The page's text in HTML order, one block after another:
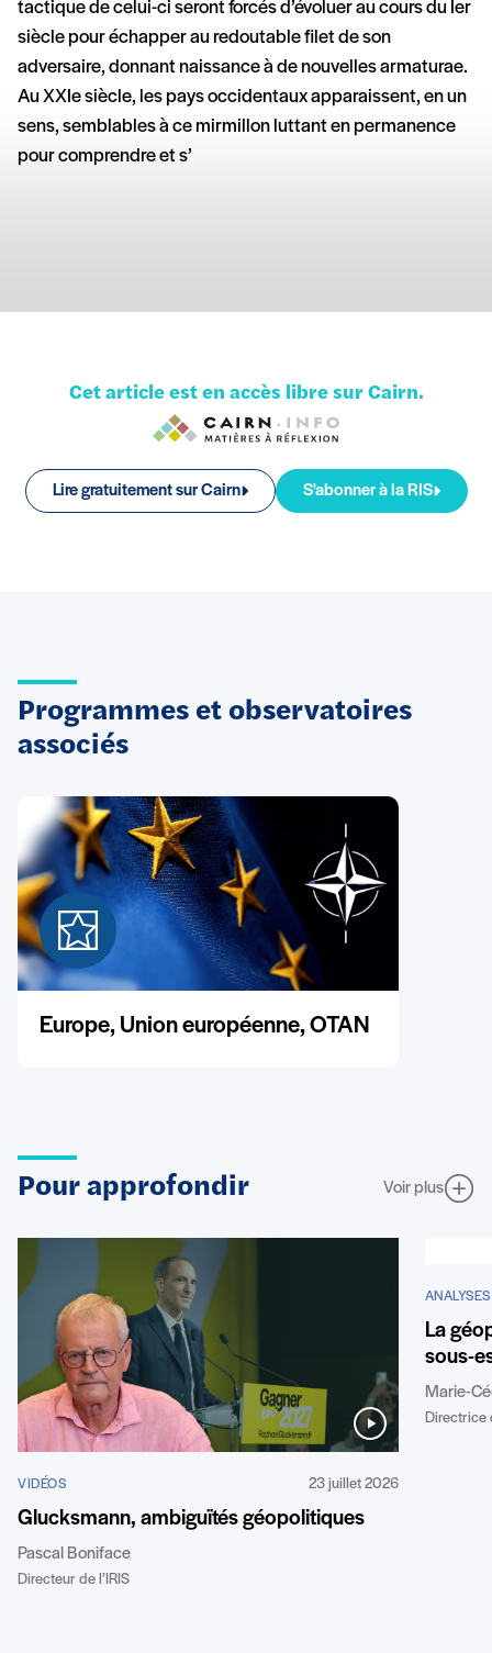
tactique de celui-ci seront forcés d’évoluer au cours du Ier
siècle pour échapper au redoutable filet de son
adversaire, donnant naissance à de nouvelles armaturae.
Au XXIe siècle, les pays occidentaux apparaissent, en un
sens, semblables à ce mirmillon luttant en permanence
pour comprendre et s’
Cet article est en accès libre sur Cairn.
Lire gratuitement sur Cairn S'abonner à la RIS
Programmes et observatoires
associés
Europe, Union européenne, OTAN
Pour approfondir Voir plus
VIDÉOS 23 juillet 2026
Glucksmann, ambiguïtés géopolitiques
Pascal Boniface
Directeur de l’IRIS
ANALYSES
La
sous-
Marie-
Directrice